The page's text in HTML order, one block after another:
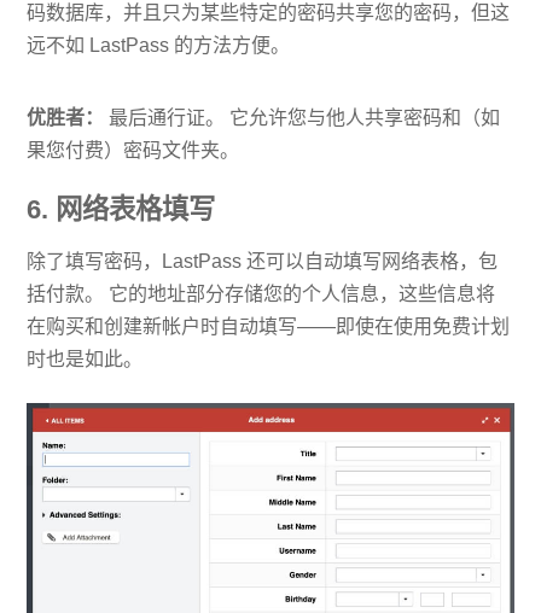
码数据库，并且只为某些特定的密码共享您的密码，但这
远不如 LastPass 的方法方便。
优胜者：
最后通行证。 它允许您与他人共享密码和（如
果您付费）密码文件夹。
6. 网络表格填写
除了填写密码，LastPass 还可以自动填写网络表格，包
括付款。 它的地址部分存储您的个人信息，这些信息将
在购买和创建新帐户时自动填写——即使在使用免费计划
时也是如此。